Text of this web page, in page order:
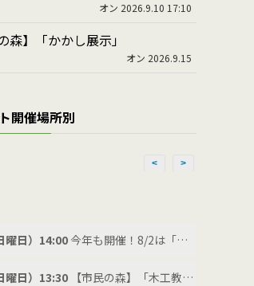
オン 2026.9.10 17:10
森】「かかし展示」
オン 2026.9.15
開催場所別
< >
曜日）14:00 今年も開催！8/2は「わ(8)に(2)の日」でわにフェス
曜日）13:30 【市民の森】「木工教室」